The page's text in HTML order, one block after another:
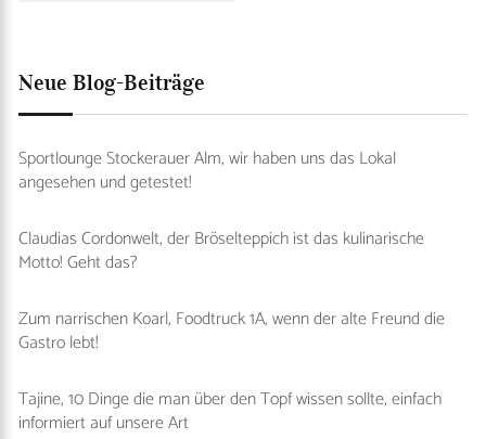
Neue Blog-Beiträge
Sportlounge Stockerauer Alm, wir haben uns das Lokal
angesehen und getestet!
Claudias Cordonwelt, der Bröselteppich ist das kulinarische
Motto! Geht das?
Zum narrischen Koarl, Foodtruck 1A, wenn der alte Freund die
Gastro lebt!
Tajine, 10 Dinge die man über den Topf wissen sollte, einfach
informiert auf unsere Art